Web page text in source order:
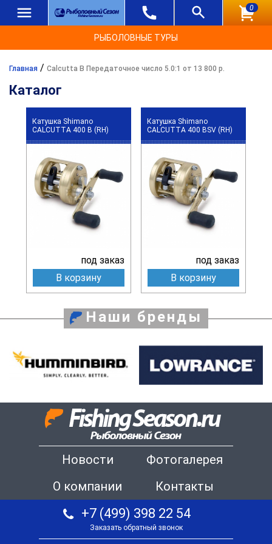
0
РЫБОЛОВНЫЕ ТУРЫ
Главная / Calcutta B Передаточное число 5.0:1 от 13 800 р.
Каталог
Катушка Shimano
CALCUTTA 400 B (RH)
под заказ
В корзину
Катушка Shimano
CALCUTTA 400 BSV (RH)
под заказ
В корзину
Наши бренды
Новости
Фотогалерея
О компании
Контакты
+7 (499) 398 22 54
Заказать обратный звонок